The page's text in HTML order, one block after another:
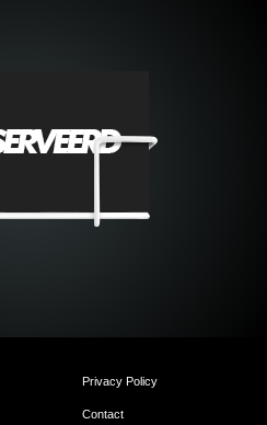
Privacy Policy
Contact